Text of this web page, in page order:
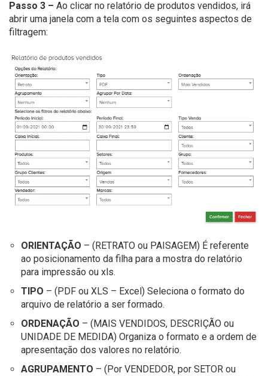
Passo 3 – Ao clicar no relatório de produtos vendidos, irá
abrir uma janela com a tela com os seguintes aspectos de
filtragem:
ORIENTAÇÃO – (RETRATO ou PAISAGEM) É referente
ao posicionamento da filha para a mostra do relatório
para impressão ou xls.
TIPO – (PDF ou XLS – Excel) Seleciona o formato do
arquivo de relatório a ser formado.
ORDENAÇÃO – (MAIS VENDIDOS, DESCRIÇÃO ou
UNIDADE DE MEDIDA) Organiza o formato e a ordem de
apresentação dos valores no relatório.
AGRUPAMENTO – (Por VENDEDOR, por SETOR ou